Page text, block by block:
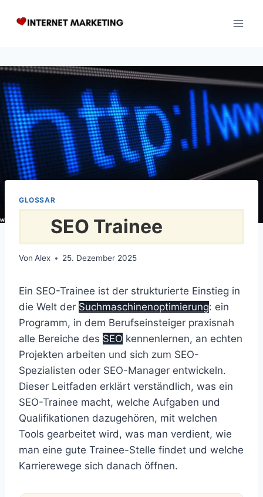
Inhalt
GLOSSAR
SEO Trainee
Von Alex 25. Dezember 2025
Ein SEO-Trainee ist der strukturierte Einstieg in
die Welt der Suchmaschinenoptimierung: ein
Programm, in dem Berufseinsteiger praxisnah
alle Bereiche des SEO kennenlernen, an echten
Projekten arbeiten und sich zum SEO-
Spezialisten oder SEO-Manager entwickeln.
Dieser Leitfaden erklärt verständlich, was ein
SEO-Trainee macht, welche Aufgaben und
Qualifikationen dazugehören, mit welchen
Tools gearbeitet wird, was man verdient, wie
man eine gute Trainee-Stelle findet und welche
Karrierewege sich danach öffnen.